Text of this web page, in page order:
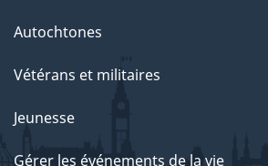
Autochtones
Vétérans et militaires
Jeunesse
Gérer les événements de la vie